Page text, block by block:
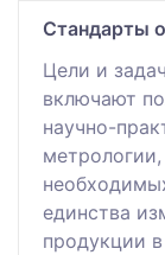
Стандарты
Цели и
включают
научно-
единства
продукции